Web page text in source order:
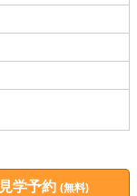
見学予約(無料)